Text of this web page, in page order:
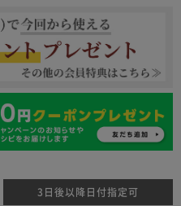
3日後以降日付指定可